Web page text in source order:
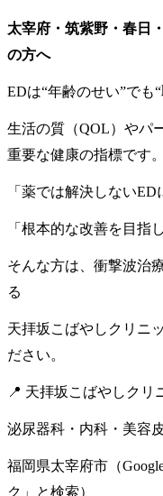
太宰府・筑紫野・春日
の方へ
EDは“年齢のせい”でも
生活の質（QOL）やパ
重要な健康の指標です。
「薬では解決しないED
「根本的な改善を目指
そんな方は、衝撃波治
る
天拝坂こばやしクリニ
ださい。
📍 天拝坂こばやしクリ
泌尿器科・内科・美容
福岡県太宰府市（
ク」と検索）